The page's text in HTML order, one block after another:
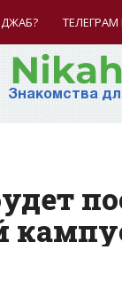
ТЕЛЕГРАМ
Знакомства